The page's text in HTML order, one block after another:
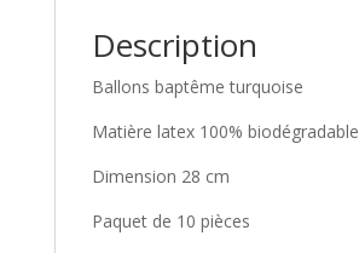
Description
Ballons baptême turquoise
Matière latex 100% biodégradable
Dimension 28 cm
Paquet de 10 pièces